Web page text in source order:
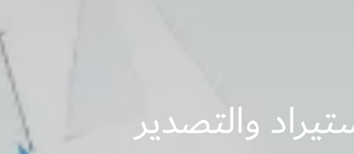
والتصدير